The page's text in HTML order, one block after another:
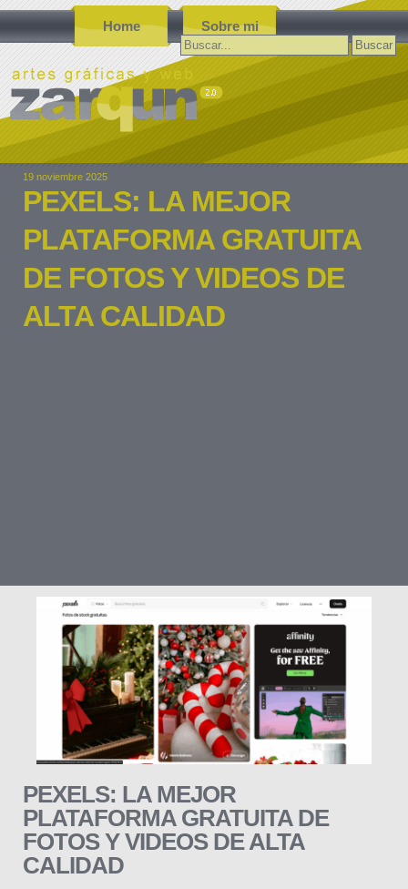
Home Sobre mi
Buscar:
19 noviembre 2025
PEXELS: LA MEJOR
PLATAFORMA GRATUITA
DE FOTOS Y VIDEOS DE
ALTA CALIDAD
PEXELS: LA MEJOR
PLATAFORMA GRATUITA DE
FOTOS Y VIDEOS DE ALTA
CALIDAD